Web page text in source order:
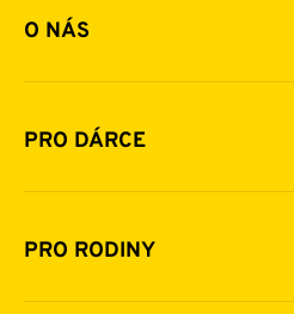
O NÁS
Základní informace o nadaci
Historie a zakladatelé
Financování
Pomoc v číslech
PRO DÁRCE
Jak pomáhat
Daňová uznatelnost darů
Další možnosti pomoci
PRO RODINY
Komu a jak pomáháme